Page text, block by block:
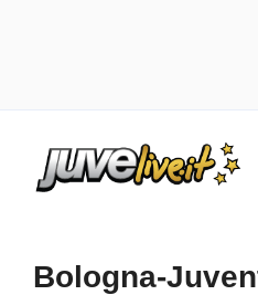
Bologna-